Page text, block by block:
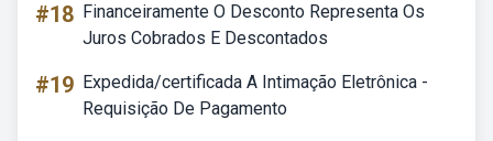
#18 Financeiramente O Desconto Representa Os
Juros Cobrados E Descontados
#19 Expedida/certificada A Intimação Eletrônica -
Requisição De Pagamento